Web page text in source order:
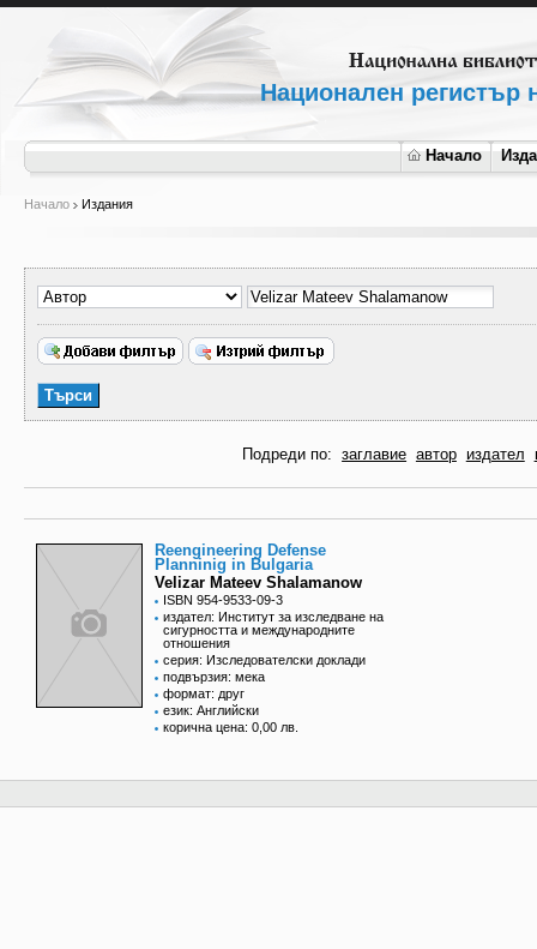
Национален регистър
Начало
Начало Издания
Подреди по: заглавие автор издател
Reengineering Defense
Planninig in Bulgaria
Velizar Mateev Shalamanow
ISBN 954-9533-09-3
издател: Институт за изследване на
сигурността и международните
отношения
серия: Изследователски доклади
подвързия: мека
формат: друг
език: Английски
корична цена: 0,00 лв.